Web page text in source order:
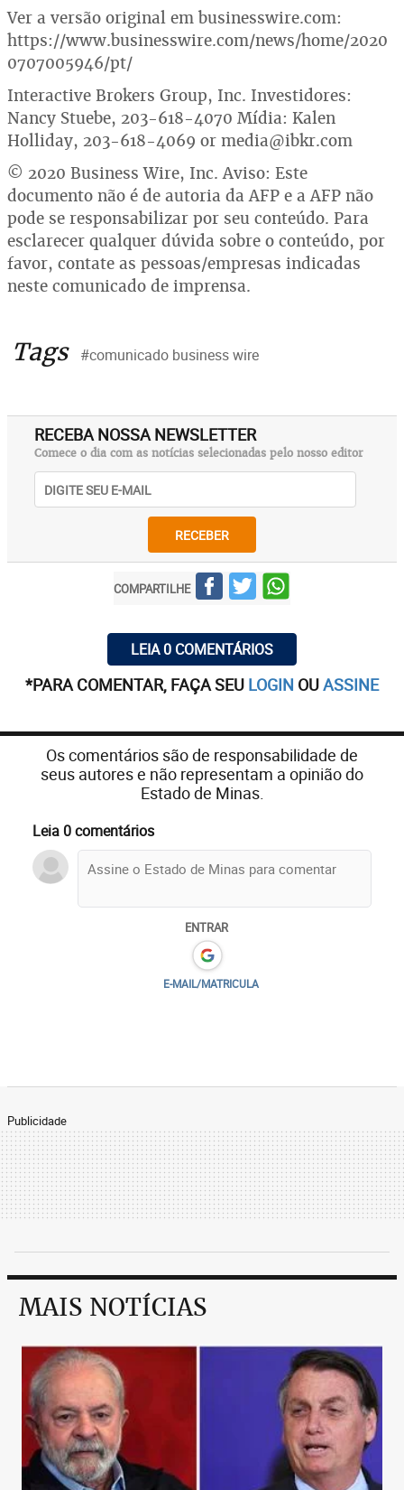
Ver a versão original em businesswire.com:
https://www.businesswire.com/news/home/2020
0707005946/pt/
Interactive Brokers Group, Inc. Investidores:
Nancy Stuebe, 203-618-4070 Mídia: Kalen
Holliday, 203-618-4069 or media@ibkr.com
© 2020 Business Wire, Inc. Aviso: Este
documento não é de autoria da AFP e a AFP não
pode se responsabilizar por seu conteúdo. Para
esclarecer qualquer dúvida sobre o conteúdo, por
favor, contate as pessoas/empresas indicadas
neste comunicado de imprensa.
Tags #comunicado business wire
RECEBA NOSSA NEWSLETTER
Comece o dia com as notícias selecionadas pelo nosso editor
RECEBER
COMPARTILHE
LEIA 0 COMENTÁRIOS
*PARA COMENTAR, FAÇA SEU LOGIN OUASSINE
Os comentários são de responsabilidade de
seus autores e não representam a opinião do
Estado de Minas.
Leia 0 comentários
ENTRAR
E-MAIL/MATRICULA
Publicidade
MAIS NOTÍCIAS